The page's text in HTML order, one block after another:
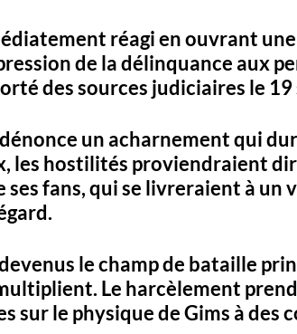
réagi en ouvrant
de la délinquance aux
des sources judiciaires le
un acharnement qui
les hostilités proviendraient
ses fans, qui se livreraient à un
le champ de bataille
Le harcèlement
sur le physique de Gims à des